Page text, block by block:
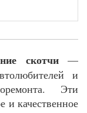
скотчи—
и
Эти
и качественное